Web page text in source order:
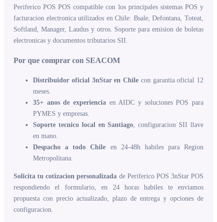
Periferico POS POS compatible con los principales sistemas POS y
facturacion electronica utilizados en Chile: Bsale, Defontana, Toteat,
Softland, Manager, Laudus y otros. Soporte para emision de boletas
electronicas y documentos tributarios SII.
Por que comprar con SEACOM
Distribuidor oficial 3nStar en Chile con garantia oficial 12
meses.
35+ anos de experiencia en AIDC y soluciones POS para
PYMES y empresas.
Soporte tecnico local en Santiago, configuracion SII llave
en mano.
Despacho a todo Chile en 24-48h habiles para Region
Metropolitana.
Solicita tu cotizacion personalizada de Periferico POS 3nStar POS
respondiendo el formulario, en 24 horas habiles te enviamos
propuesta con precio actualizado, plazo de entrega y opciones de
configuracion.